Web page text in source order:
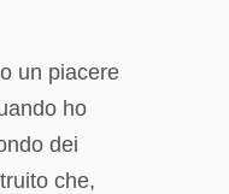
un piacere
ho
dei
che,